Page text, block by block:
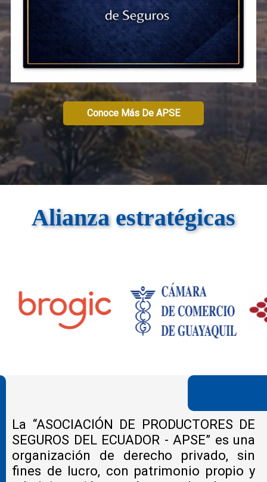
Conoce Más De APSE
Alianza estratégicas
La “ASOCIACIÓN DE PRODUCTORES DE
SEGUROS DEL ECUADOR - APSE” es una
organización de derecho privado, sin
fines de lucro, con patrimonio propio y